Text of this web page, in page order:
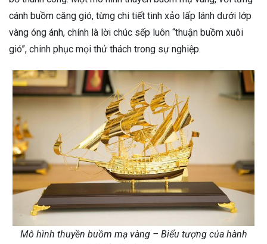
cánh buồm căng gió, từng chi tiết tinh xảo lấp lánh dưới lớp
vàng óng ánh, chính là lời chúc sếp luôn “thuận buồm xuôi
gió”, chinh phục mọi thử thách trong sự nghiệp.
Mô hình thuyền buồm mạ vàng – Biểu tượng của hành